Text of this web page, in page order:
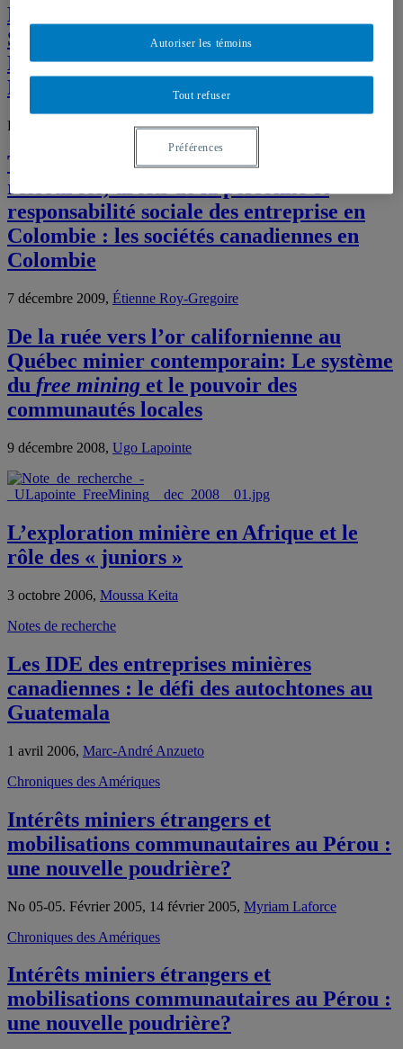
Environmental Liability in the Mining
Sector: Prospects for Sustainable
Developement in the Democratic
Republic of the Congo
Par Marie Mazalto, 19 janvier 2010,Marie Mazalto
Terres et Conflit. Extraction des
ressources, droits de la personne et
responsabilité sociale des entreprise en
Colombie : les sociétés canadiennes en
Colombie
7 décembre 2009, Étienne Roy-Gregoire
De la ruée vers l’or californienne au
Québec minier contemporain: Le système
du free mining et le pouvoir des
communautés locales
9 décembre 2008, Ugo Lapointe
L’exploration minière en Afrique et le
rôle des « juniors »
3 octobre 2006, Moussa Keita
Notes de recherche
Les IDE des entreprises minières
canadiennes : le défi des autochtones au
Guatemala
1 avril 2006, Marc-André Anzueto
Chroniques des Amériques
Intérêts miniers étrangers et
mobilisations communautaires au Pérou :
une nouvelle poudrière?
No 05-05. Février 2005, 14 février 2005, Myriam Laforce
Chroniques des Amériques
Intérêts miniers étrangers et
mobilisations communautaires au Pérou :
une nouvelle poudrière?
Tout refuser
Autoriser les témoins
Préférences